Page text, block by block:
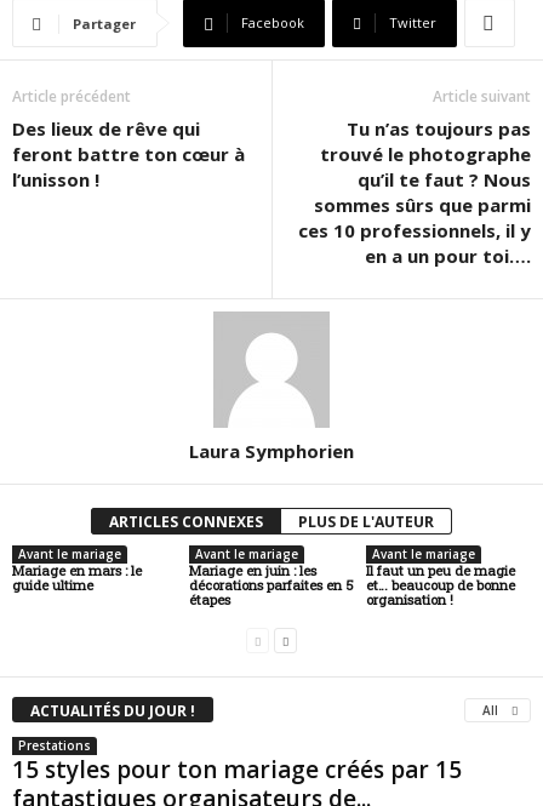
Partager Facebook Twitter
Article précédent
Des lieux de rêve qui
feront battre ton cœur à
l’unisson !
Article suivant
Tu n’as toujours pas
trouvé le photographe
qu’il te faut ? Nous
sommes sûrs que parmi
ces 10 professionnels, il y
en a un pour toi….
Laura Symphorien
ARTICLES CONNEXES PLUS DE L'AUTEUR
Avant le mariage
Mariage en mars : le
guide ultime
Avant le mariage
Mariage en juin : les
décorations parfaites en 5
étapes
Avant le mariage
Il faut un peu de magie
et… beaucoup de bonne
organisation !
ACTUALITÉS DU JOUR ! All
Prestations
15 styles pour ton mariage créés par 15
fantastiques organisateurs de...